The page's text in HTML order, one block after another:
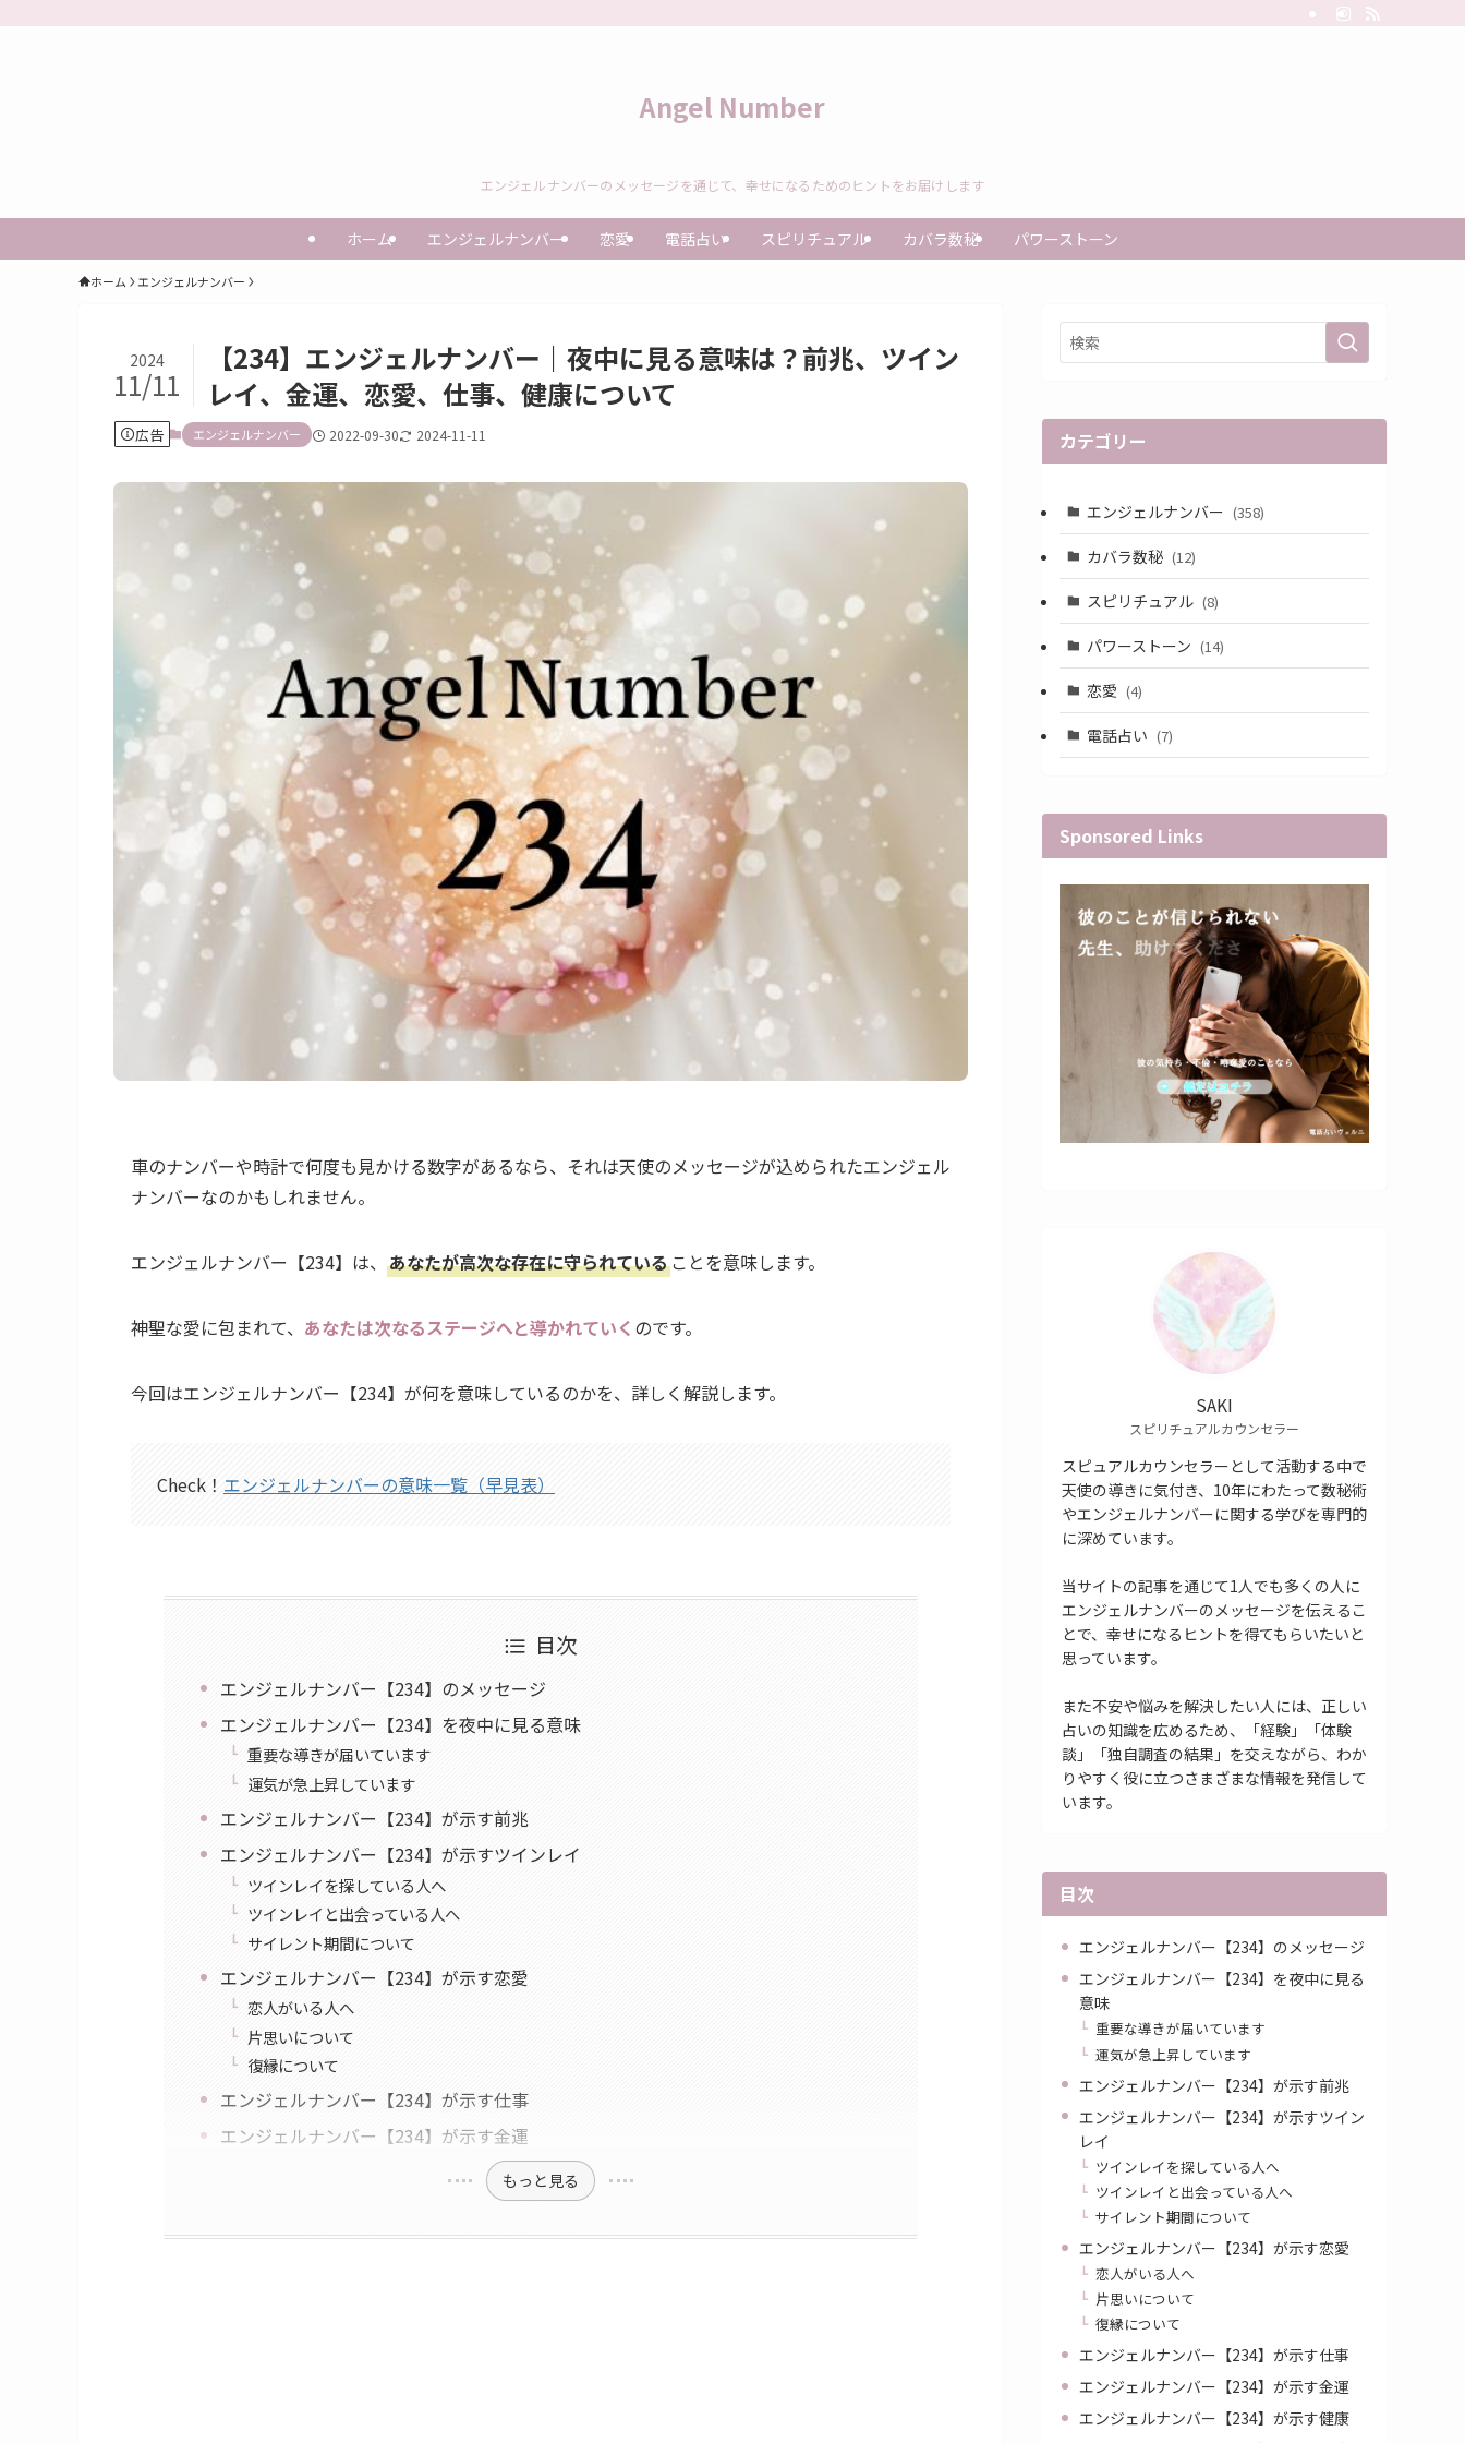
Angel Number
エンジェルナンバーのメッセージを通じて、幸せになるためのヒントをお届けします
ホーム エンジェルナンバー 恋愛 電話占い スピリチュアル カバラ数秘 パワーストーン
ホーム エンジェルナンバー
【234】エンジェルナンバー｜夜中に見る意味は？前兆、ツイン
レイ、金運、恋愛、仕事、健康について
2024
11/11
広告 エンジェルナンバー 2022-09-30 2024-11-11
車のナンバーや時計で何度も見かける数字があるなら、それは天使のメッセージが込められたエンジェル
ナンバーなのかもしれません。
エンジェルナンバー【234】は、 あなたが高次な存在に守られている ことを意味します。
神聖な愛に包まれて、 あなたは次なるステージへと導かれていく のです。
今回はエンジェルナンバー【234】が何を意味しているのかを、詳しく解説します。
Check！ エンジェルナンバーの意味一覧（早見表）
目次
エンジェルナンバー【234】のメッセージ
エンジェルナンバー【234】を夜中に見る意味
重要な導きが届いています
運気が急上昇しています
エンジェルナンバー【234】が示す前兆
エンジェルナンバー【234】が示すツインレイ
ツインレイを探している人へ
ツインレイと出会っている人へ
サイレント期間について
エンジェルナンバー【234】が示す恋愛
恋人がいる人へ
片思いについて
復縁について
エンジェルナンバー【234】が示す仕事
エンジェルナンバー【234】が示す金運
もっと見る
カテゴリー
エンジェルナンバー (358)
カバラ数秘 (12)
スピリチュアル (8)
パワーストーン (14)
恋愛 (4)
電話占い (7)
Sponsored Links
SAKI
スピリチュアルカウンセラー
スピュアルカウンセラーとして活動する中で
天使の導きに気付き、10年にわたって数秘術
やエンジェルナンバーに関する学びを専門的
に深めています。
当サイトの記事を通じて1人でも多くの人に
エンジェルナンバーのメッセージを伝えるこ
とで、幸せになるヒントを得てもらいたいと
思っています。
また不安や悩みを解決したい人には、正しい
占いの知識を広めるため、「経験」「体験
談」「独自調査の結果」を交えながら、わか
りやすく役に立つさまざまな情報を発信して
います。
目次
エンジェルナンバー【234】のメッセージ
エンジェルナンバー【234】を夜中に見る
意味
重要な導きが届いています
運気が急上昇しています
エンジェルナンバー【234】が示す前兆
エンジェルナンバー【234】が示すツイン
レイ
ツインレイを探している人へ
ツインレイと出会っている人へ
サイレント期間について
エンジェルナンバー【234】が示す恋愛
恋人がいる人へ
片思いについて
復縁について
エンジェルナンバー【234】が示す仕事
エンジェルナンバー【234】が示す金運
エンジェルナンバー【234】が示す健康